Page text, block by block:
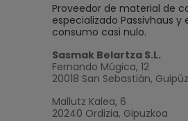
Proveedor de material de
especializado Passivhaus y
consumo casi nulo.
Sasmak Belartza S.L.
Fernando Múgica, 12
20018 San Sebastián,
Mallutz Kalea, 6
20240 Ordizia, Gipuzkoa